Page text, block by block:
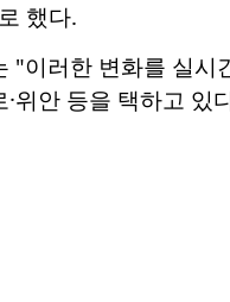
했다.
이러한 변화를 실
위안 등을 택하고 있